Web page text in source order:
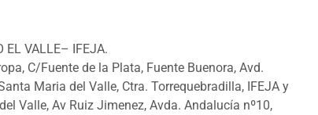
EL VALLE– IFEJA.
C/Fuente de la Plata, Fuente Buenora, Avd.
Maria del Valle, Ctra. Torrequebradilla, IFEJA y
Valle, Av Ruiz Jimenez, Avda. Andalucía nº10,